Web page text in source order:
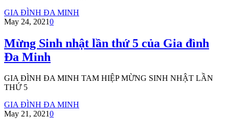
GIA ĐÌNH ĐA MINH
May 24, 20210
Mừng Sinh nhật lần thứ 5 của Gia đình
Đa Minh
GIA ĐÌNH ĐA MINH TAM HIỆP MỪNG SINH NHẬT LẦN
THỨ 5
GIA ĐÌNH ĐA MINH
May 21, 20210